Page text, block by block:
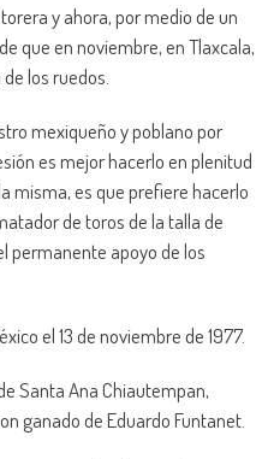
y ahora, por medio de un
que en noviembre, en Tlaxcala,
los ruedos.
mexiqueño y poblano por
es mejor hacerlo en plenitud
misma, es que prefiere hacerlo
de toros de la talla de
permanente apoyo de los
el 13 de noviembre de 1977.
Santa Ana Chiautempan,
ganado de Eduardo Funtanet.